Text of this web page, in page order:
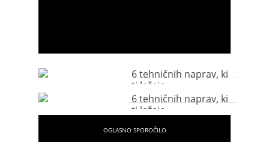
6 tehničnih naprav, ki
ti lažejo
6 tehničnih naprav, ki
ti lažejo